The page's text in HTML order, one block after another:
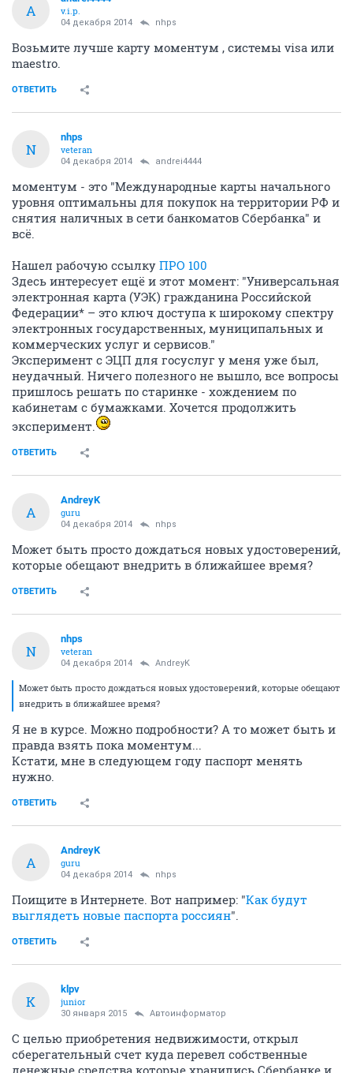
A
v.i.p.
04 декабря 2014 nhps
Возьмите лучше карту моментум , системы visa или
maestro.
ОТВЕТИТЬ
N
nhps
veteran
04 декабря 2014 andrei4444
моментум - это "Международные карты начального
уровня оптимальны для покупок на территории РФ и
снятия наличных в сети банкоматов Сбербанка" и
всё.
Нашел рабочую ссылку ПРО 100
Здесь интересует ещё и этот момент: "Универсальная
электронная карта (УЭК) гражданина Российской
Федерации* – это ключ доступа к широкому спектру
электронных государственных, муниципальных и
коммерческих услуг и сервисов."
Эксперимент с ЭЦП для госуслуг у меня уже был,
неудачный. Ничего полезного не вышло, все вопросы
пришлось решать по старинке - хождением по
кабинетам с бумажками. Хочется продолжить
эксперимент.
ОТВЕТИТЬ
A
AndreyK
guru
04 декабря 2014 nhps
Может быть просто дождаться новых удостоверений,
которые обещают внедрить в ближайшее время?
ОТВЕТИТЬ
N
nhps
veteran
04 декабря 2014 AndreyK
Может быть просто дождаться новых удостоверений, которые обещают
внедрить в ближайшее время?
Я не в курсе. Можно подробности? А то может быть и
правда взять пока моментум...
Кстати, мне в следующем году паспорт менять
нужно.
ОТВЕТИТЬ
A
AndreyK
guru
04 декабря 2014 nhps
Поищите в Интернете. Вот например: "Как будут
выглядеть новые паспорта россиян".
ОТВЕТИТЬ
K
klpv
junior
30 января 2015 Автоинформатор
С целью приобретения недвижимости, открыл
сберегательный счет куда перевел собственные
денежные средства которые хранились Сбербанке и